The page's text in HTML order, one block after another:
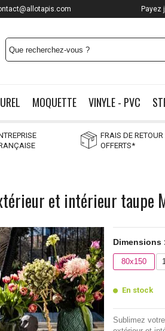
MOQUETTE VINYLE - PVC
FRAIS DE RETOUR
OFFERTS*
et intérieur taupe
Dimensions
80x150
En stock
Sublimez
Payez